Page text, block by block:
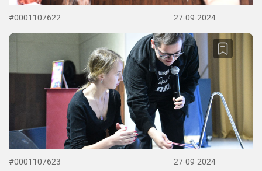
#0001107622 27-09-2024
#0001107623 27-09-2024